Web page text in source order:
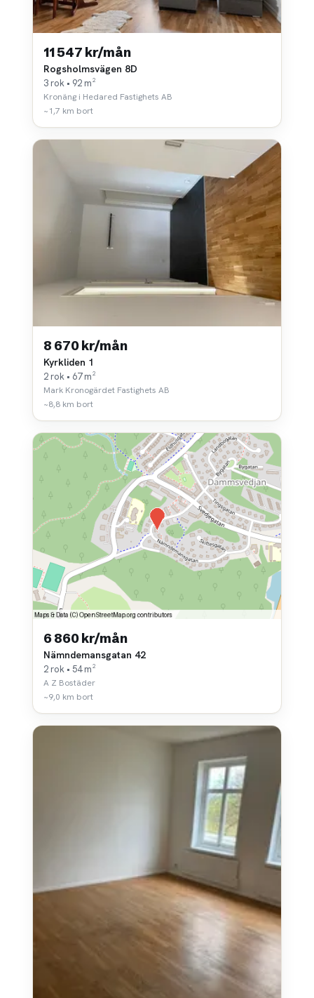
11 547 kr/mån
Rogsholmsvägen 8D
3 rok • 92 m²
Kronäng i Hedared Fastighets AB
~1,7 km bort
8 670 kr/mån
Kyrkliden 1
2 rok • 67 m²
Mark Kronogärdet Fastighets AB
~8,8 km bort
6 860 kr/mån
Nämndemansgatan 42
2 rok • 54 m²
A Z Bostäder
~9,0 km bort